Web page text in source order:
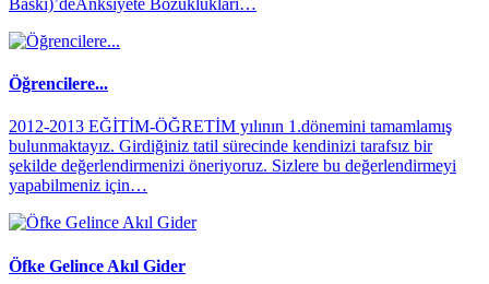
Baskı)’deAnksiyete Bozuklukları…
Öğrencilere...
2012-2013 EĞİTİM-ÖĞRETİM yılının 1.dönemini tamamlamış
bulunmaktayız. Girdiğiniz tatil sürecinde kendinizi tarafsız bir
şekilde değerlendirmenizi öneriyoruz. Sizlere bu değerlendirmeyi
yapabilmeniz için…
Öfke Gelince Akıl Gider